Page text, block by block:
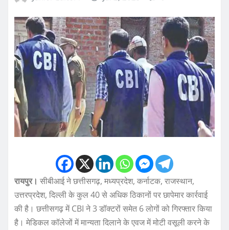
रायपुर। सीबीआई ने छत्तीसगढ़, मध्यप्रदेश, कर्नाटक, राजस्थान,
उत्तरप्रदेश, दिल्ली के कुल 40 से अधिक ठिकानों पर छापेमार कार्रवाई
की है। छत्तीसगढ़ में CBI ने 3 डॉक्टरों समेत 6 लोगों को गिरफ्तार किया
है। मेडिकल कॉलेजों में मान्यता दिलाने के एवज में मोटी वसूली करने के